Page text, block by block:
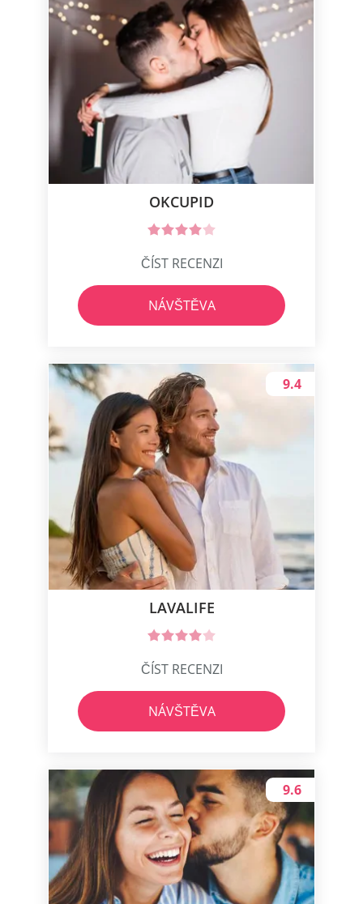
OKCUPID
ČÍST RECENZI
NÁVŠTĚVA
LAVALIFE
9.4
ČÍST RECENZI
NÁVŠTĚVA
9.6